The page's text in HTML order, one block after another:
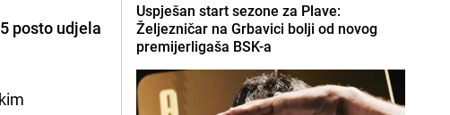
posto udjela
Uspješan start sezone za Plave:
Željezničar na Grbavici bolji od novog
premijerligaša BSK-a